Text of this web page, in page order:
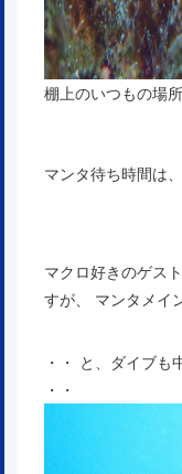
棚上のいつもの場
マンタ待ち時間は
マクロ好きのゲス
すが、 マンタメイ
・・ と、ダイブも
・・